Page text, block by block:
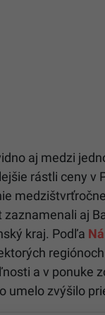
aj medzi
rástli ceny v
zaznamenali aj
kraj. Podľa
a v ponuke
umelo zvýšilo